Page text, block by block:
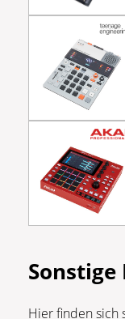
Sonstige
Hier finden sich